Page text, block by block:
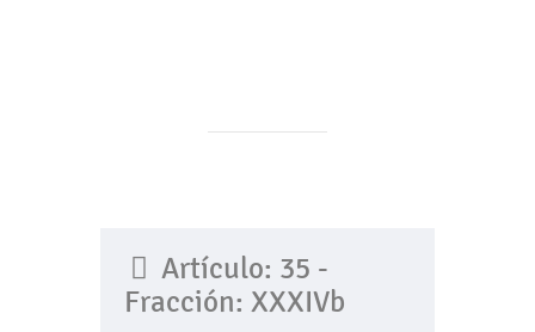
Artículo: 35 -
Fracción: XXXIVb